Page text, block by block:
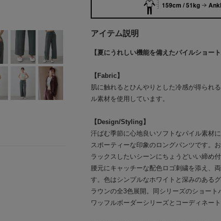
159cm / 51kg
アイテム説明
【夏にうれしい機能を備えたパイルショート
【Fabric】
肌に触れるとひんやりとした冷感が得られ
ル素材を使用しています。
【Design/Styling】
汗ばむ季節に心地良いソフトなパイル素材
スポーティーな印象のロングパンツです。
ラックスしたいシーンにちょうどいい締め
腰元にキャッチーな配色ロゴ刺繍を添え、
す。色はシンプルなホワイトと深みのある
ラウンの全3色展開。同シリーズのショー
ワッフルボーダーシリーズとコーディネー